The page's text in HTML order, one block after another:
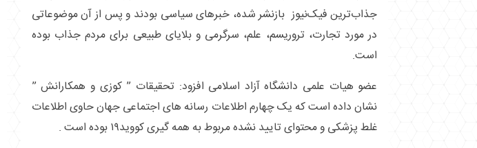
جذاب‌ترین فیک‌نیوز بازنشر شده، خبرهای سیاسی بودند و پس از آن موضوعاتی
در مورد تجارت، تروریسم، علم، سرگرمی و بلایای طبیعی برای مردم جذاب بوده
است.
عضو هیات علمی دانشگاه آزاد اسلامی افزود: تحقیقات ” کوزی و همکارانش ”
نشان داده است که یک چهارم اطلاعات رسانه های اجتماعی جهان حاوی اطلاعات
غلط پزشکی و محتوای تایید نشده مربوط به همه گیری کووید۱۹ بوده است .